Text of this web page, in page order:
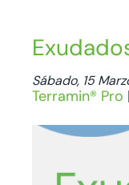
Sábado, 15
Terramin® Pro |